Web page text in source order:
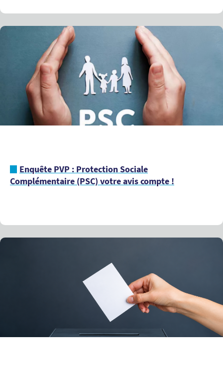
Enquête PVP : Protection Sociale
Complémentaire (PSC) votre avis compte !